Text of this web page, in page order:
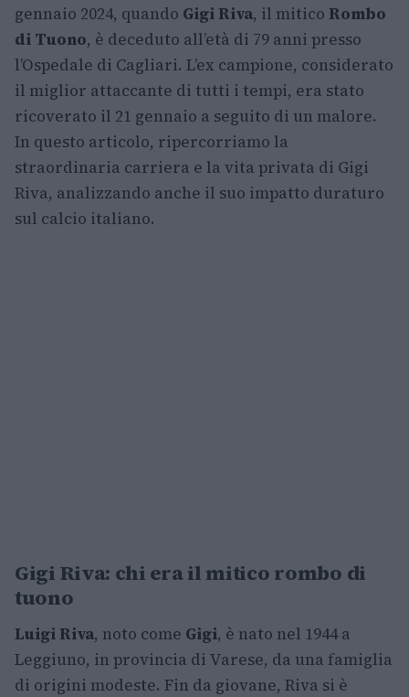
gennaio 2024, quando Gigi Riva, il mitico Rombo
di Tuono, è deceduto all’età di 79 anni presso
l’Ospedale di Cagliari. L’ex campione, considerato
il miglior attaccante di tutti i tempi, era stato
ricoverato il 21 gennaio a seguito di un malore.
In questo articolo, ripercorriamo la
straordinaria carriera e la vita privata di Gigi
Riva, analizzando anche il suo impatto duraturo
sul calcio italiano.
Gigi Riva: chi era il mitico rombo di
tuono
Luigi Riva, noto come Gigi, è nato nel 1944 a
Leggiuno, in provincia di Varese, da una famiglia
di origini modeste. Fin da giovane, Riva si è